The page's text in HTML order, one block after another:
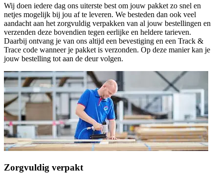
Wij doen iedere dag ons uiterste best om jouw pakket zo snel en
netjes mogelijk bij jou af te leveren. We besteden dan ook veel
aandacht aan het zorgvuldig verpakken van al jouw bestellingen en
verzenden deze bovendien tegen eerlijke en heldere tarieven.
Daarbij ontvang je van ons altijd een bevestiging en een Track &
Trace code wanneer je pakket is verzonden. Op deze manier kan je
jouw bestelling tot aan de deur volgen.
Zorgvuldig verpakt